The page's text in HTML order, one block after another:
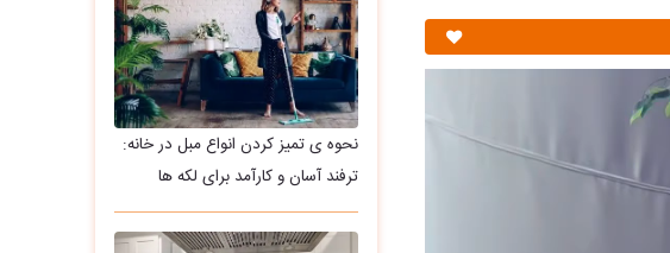
نحوه ی تمیز کردن انواع مبل در خانه:
ترفند آسان و کارآمد برای لکه ها